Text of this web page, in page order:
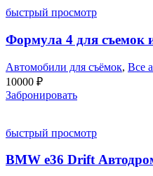
быстрый просмотр
Формула 4 для съемок
Автомобили для съёмок, Все
10000 ₽
Забронировать
быстрый просмотр
BMW e36 Drift